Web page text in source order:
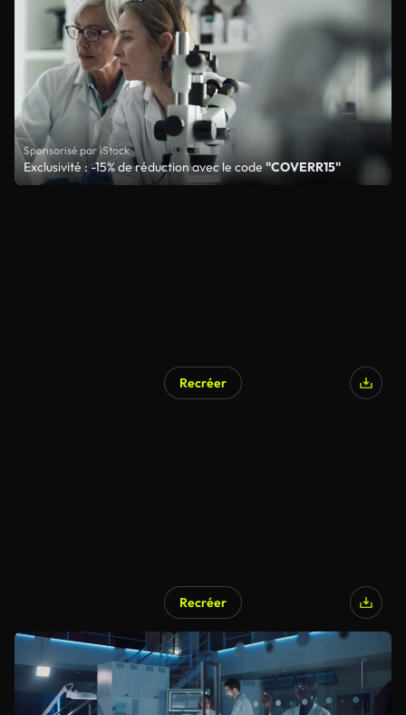
Sponsorisé par iStock
Exclusivité : -15% de réduction avec le code"COVERR15"
Recréer
Recréer